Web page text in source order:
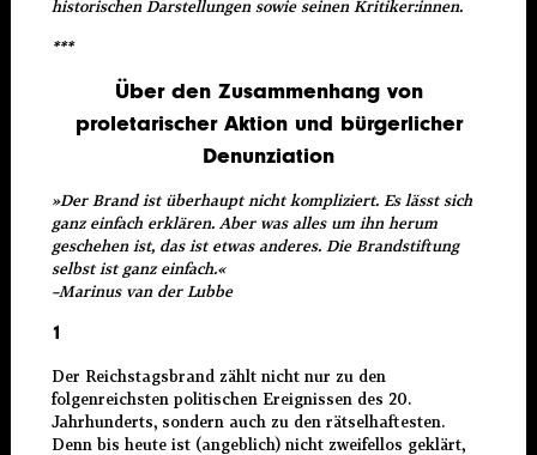
historischen Darstellungen sowie seinen Kritiker:innen.
***
Über den Zusammenhang von
proletarischer Aktion und bürgerlicher
Denunziation
»Der Brand ist überhaupt nicht kompliziert. Es lässt sich
ganz einfach erklären. Aber was alles um ihn herum
geschehen ist, das ist etwas anderes. Die Brandstiftung
selbst ist ganz einfach.«
–Marinus van der Lubbe
1
Der Reichstagsbrand zählt nicht nur zu den
folgenreichsten politischen Ereignissen des 20.
Jahrhunderts, sondern auch zu den rätselhaftesten.
Denn bis heute ist (angeblich) nicht zweifellos geklärt,